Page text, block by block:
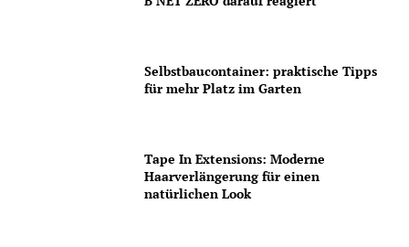
Selbstbaucontainer: praktische Tipps
für mehr Platz im Garten
Tape In Extensions: Moderne
Haarverlängerung für einen
natürlichen Look